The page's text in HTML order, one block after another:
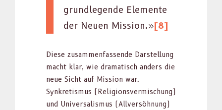
grundle­gende Ele­mente
der Neuen Mis­sion.»[8]
Diese zusam­men­fassende Darstel­lung
macht klar, wie drama­tisch anders die
neue Sicht auf Mis­sion war.
Synkretismus (Reli­gionsver­mis­chung)
und Uni­ver­sal­is­mus (Allver­söh­nung)